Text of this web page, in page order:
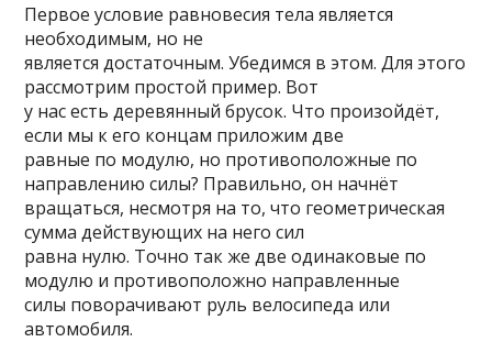
Первое условие равновесия тела является
необходимым, но не
является достаточным. Убедимся в этом. Для этого
рассмотрим простой пример. Вот
у нас есть деревянный брусок. Что произойдёт,
если мы к его концам приложим две
равные по модулю, но противоположные по
направлению силы? Правильно, он начнёт
вращаться, несмотря на то, что геометрическая
сумма действующих на него сил
равна нулю. Точно так же две одинаковые по
модулю и противоположно направленные
силы поворачивают руль велосипеда или
автомобиля.